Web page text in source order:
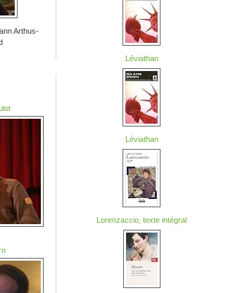
Léviathan
Léviathan
Lorenzaccio, texte intégral
Arthus-